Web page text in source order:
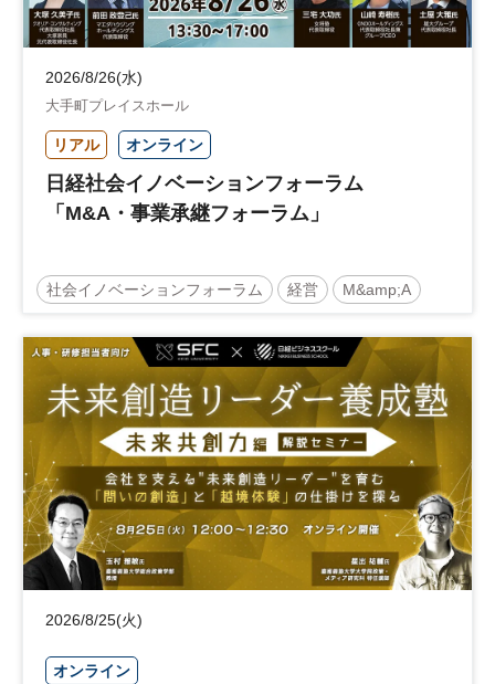
2026/8/26(水)
大手町プレイスホール
リアル オンライン
日経社会イノベーションフォーラム
「M&A・事業承継フォーラム」
社会イノベーションフォーラム 経営 M&amp;A
事業承継 中堅中小企業
日経社会イノベーションフォーラム 参加無料
2026/8/25(火)
オンライン